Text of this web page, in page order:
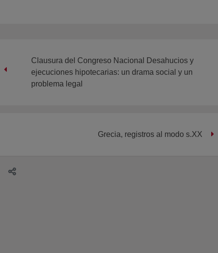
Clausura del Congreso Nacional Desahucios y
ejecuciones hipotecarias: un drama social y un
problema legal
Grecia, registros al modo s.XX